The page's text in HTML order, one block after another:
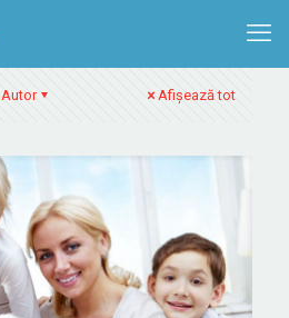
Autor Afișează tot